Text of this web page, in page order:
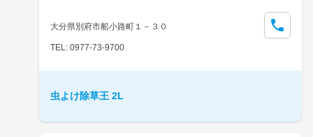
大分県別府市船小路町１－３０
TEL: 0977-73-9700
虫よけ除草王 2L